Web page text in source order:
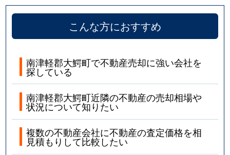
こんな方におすすめ
南津軽郡大鰐町で不動産売却に強い会社を
探している
南津軽郡大鰐町近隣の不動産の売却相場や
状況について知りたい
複数の不動産会社に不動産の査定価格を相
見積もりして比較したい